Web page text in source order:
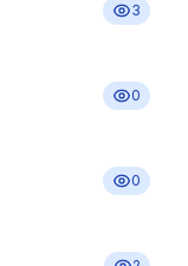
3
0
0